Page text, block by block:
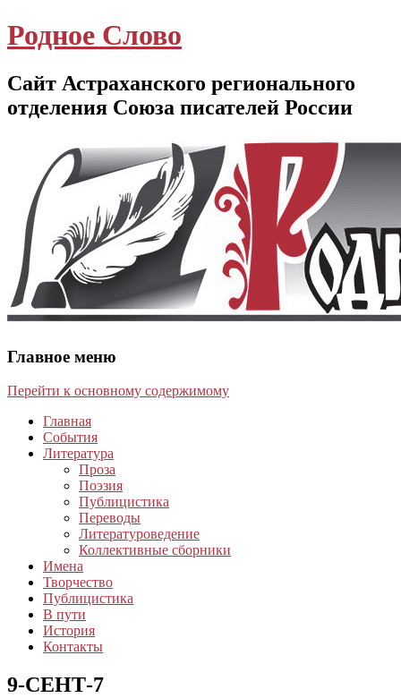
Родное Слово
Сайт Астраханского регионального
отделения Союза писателей России
Главное меню
Перейти к основному содержимому
Главная
События
Литература
Проза
Поэзия
Публицистика
Переводы
Литературоведение
Коллективные сборники
Имена
Творчество
Публицистика
В пути
История
Контакты
9-СЕНТ-7